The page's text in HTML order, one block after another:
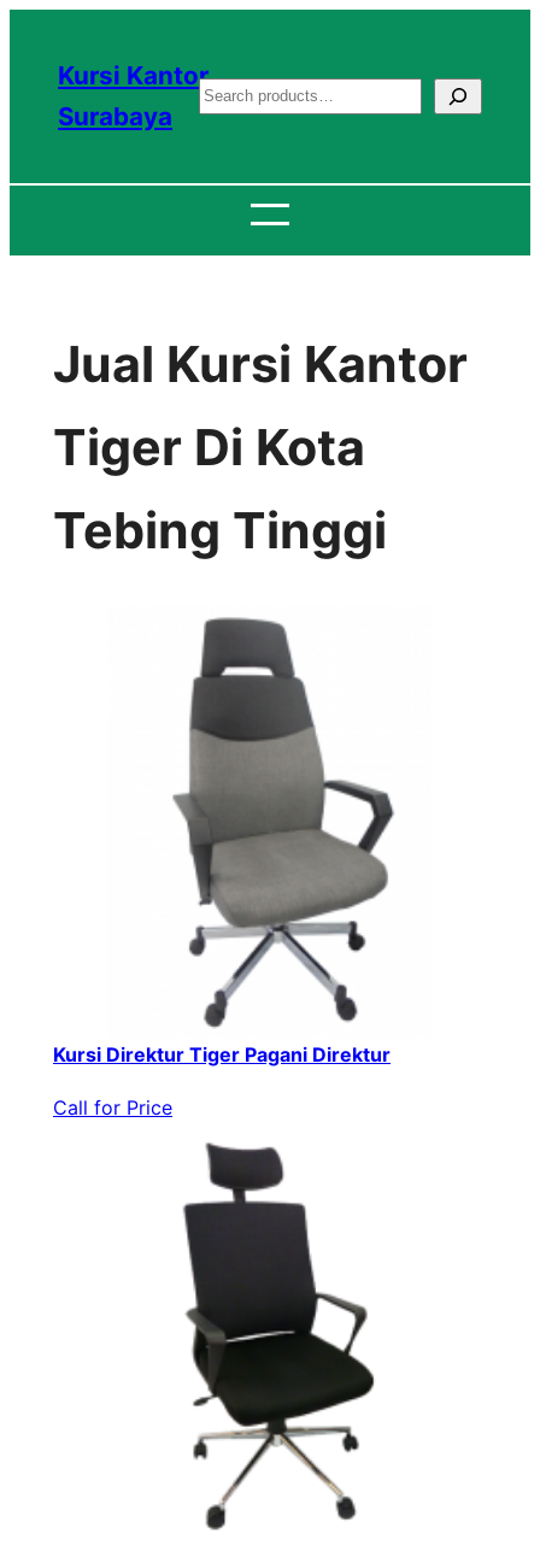
konten
Kursi Kantor
Surabaya
S
a
c
Jual Kursi Kantor
Tiger Di Kota
Tebing Tinggi
Kursi Direktur Tiger Pagani Direktur
Call for Price